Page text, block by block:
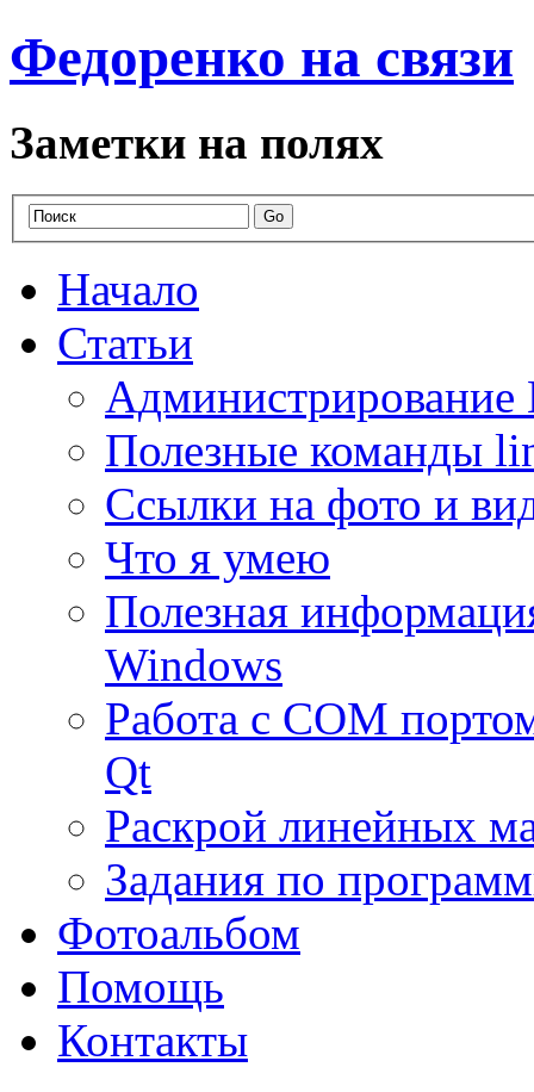
Федоренко на связи
Заметки на полях
Начало
Статьи
Полезные команды
Ссылки на фото и
Что я умею
Полезная
Windows
Работа с COM
Qt
Раскрой линейных
Задания по
Фотоальбом
Помощь
Контакты